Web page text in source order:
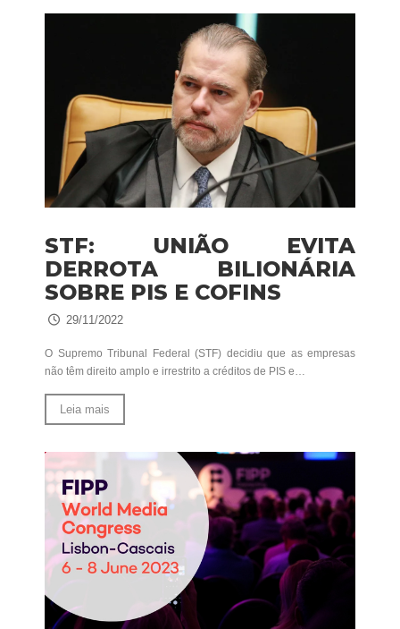
STF: UNIÃO EVITA
DERROTA BILIONÁRIA
SOBRE PIS E COFINS
29/11/2022
O Supremo Tribunal Federal (STF) decidiu que as empresas
não têm direito amplo e irrestrito a créditos de PIS e…
Leia mais